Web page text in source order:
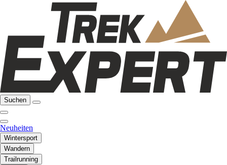
Suchen
Neuheiten
Wintersport
Wandern
Trailrunning